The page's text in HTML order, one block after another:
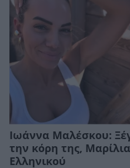
Ιωάννα Μαλέσκου:
την κόρη της,
Ελληνικού